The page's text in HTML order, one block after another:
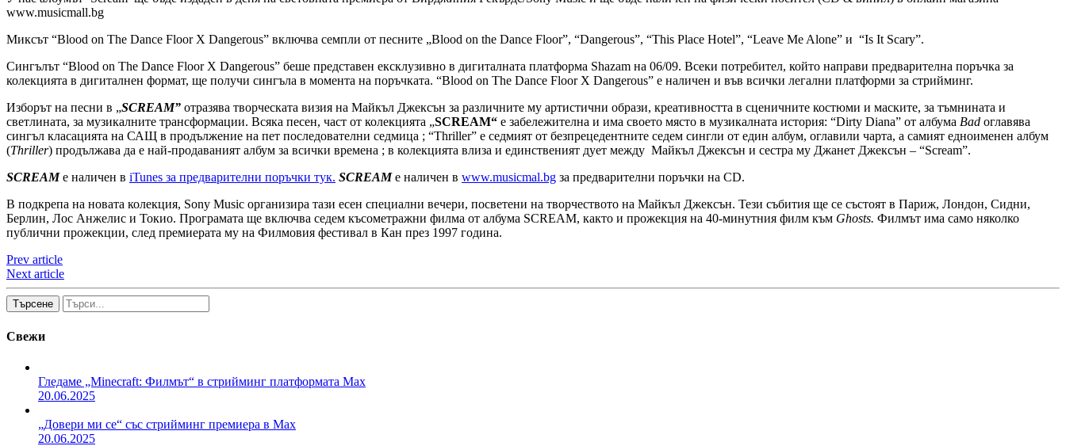
www.musicmall.bg
Миксът “Blood on The Dance Floor X Dangerous” включва семпли от песните „Blood on the Dance Floor”, “Dangerous”, “This Place Hotel”, “Leave Me Alone” и “Is It Scary”.
Сингълът “Blood on The Dance Floor X Dangerous” беше представен ексклузивно в дигиталната платформа Shazam на 06/09. Всеки потребител, който направи предварителна поръчка за
колекцията в дигиталнен формат, ще получи сингъла в момента на поръчката. “Blood on The Dance Floor X Dangerous” е наличен и във всички легални платформи за стрийминг.
Изборът на песни в „SCREAM” отразява творческата визия на Майкъл Джексън за различните му артистични образи, креативността в сценичните костюми и маските, за тъмнината и
светлината, за музикалните трансформации. Всяка песен, част от колекцията „SCREAM“ е забележителна и има своето място в музикалната история: “Dirty Diana” от албума Bad оглавява
сингъл класацията на САЩ в продължение на пет последователни седмица ; “Thriller” е седмият от безпрецедентните седем сингли от един албум, оглавили чарта, а самият едноименен албум
(Thriller) продължава да е най-продаваният албум за всички времена ; в колекцията влиза и единственият дует между Майкъл Джексън и сестра му Джанет Джексън – “Scream”.
SCREAMе наличен в iTunes за предварителни поръчки тук. SCREAMе наличен в www.musicmal.bg за предварителни поръчки на CD.
В подкрепа на новата колекция, Sony Music организира тази есен специални вечери, посветени на творчеството на Майкъл Джексън. Тези събития ще се състоят в Париж, Лондон, Сидни,
Берлин, Лос Анжелис и Токио. Програмата ще включва седем късометражни филма от албума SCREAM, както и прожекция на 40-минутния филм към Ghosts. Филмът има само няколко
публични прожекции, след премиерата му на Филмовия фестивал в Кан през 1997 година.
Prev article
Next article
Търсене
Свежи
Гледаме „Minecraft: Филмът“ в стрийминг платформата Max
20.06.2025
„Довери ми се“ със стрийминг премиера в Max
20.06.2025